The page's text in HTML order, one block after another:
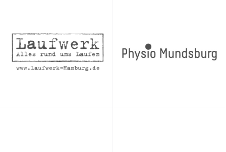
Wertsachen bitte im Auto einschließen, zu Hause lassen oder
mit ins Wasser nehmen (Schwimm-Boje).
Pflicht: Helle, grelle Badekappe und Schwimm-Boje.
Neoprenanzug kann je nach Temperatur vorteilhaft oder
sogar Pflicht sein.